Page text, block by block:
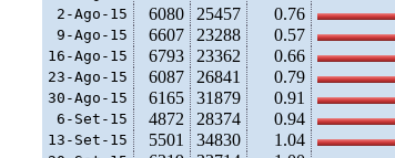
2-Ago-15 6080 25457 0.76
9-Ago-15 6607 23288 0.57
16-Ago-15 6793 23362 0.66
23-Ago-15 6087 26841 0.79
30-Ago-15 6165 31879 0.91
6-Set-15 4872 28374 0.94
13-Set-15 5501 34830 1.04